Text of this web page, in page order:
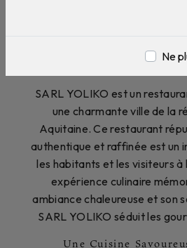
Ne
SARL YOLIKO est un
une charmante ville de la
Aquitaine. Ce restaurant
authentique et raffinée est un
les habitants et les visiteurs à
expérience culinaire
ambiance chaleureuse et son
SARL YOLIKO séduit les
Une Cuisine